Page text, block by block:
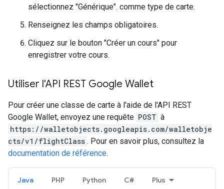
sélectionnez "Générique". comme type de carte.
Renseignez les champs obligatoires.
Cliquez sur le bouton "Créer un cours" pour
enregistrer votre cours.
Utiliser l'API REST Google Wallet
Pour créer une classe de carte à l'aide de l'API REST
Google Wallet, envoyez une requête POST à
https://walletobjects.googleapis.com/walletobje
cts/v1/flightClass . Pour en savoir plus, consultez la
documentation de référence.
Java PHP Python C# Plus